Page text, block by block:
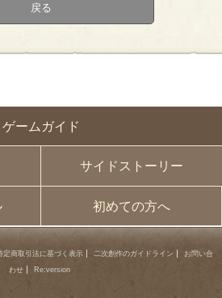
ゲームガイド
サイドストーリー
初めての方へ
戻る
定商取引法に基づく表示 二次創作のガイドライン
お問い合
わせ
Re:version